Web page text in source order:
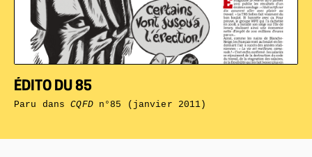
ÉDITO DU 85
Paru dansCQFDn°85 (janvier 2011)